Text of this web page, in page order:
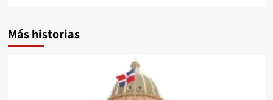
Más historias